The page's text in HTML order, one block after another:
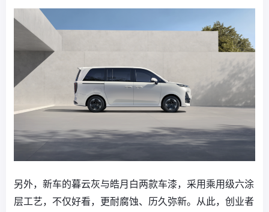
另外，新车的暮云灰与皓月白两款车漆，采用乘用级六涂
层工艺，不仅好看，更耐腐蚀、历久弥新。从此，创业者